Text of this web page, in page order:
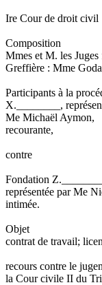
Ire Cour de droit civil
Composition
Mmes et M. les
Greffière : Mme
Participants à la
X.________,
Me Michaël Aymon,
recourante,
contre
Fondation
représentée par Me
intimée.
Objet
contrat de travail;
recours contre le
la Cour civile II du